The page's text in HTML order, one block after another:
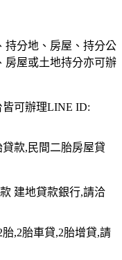
持分地、房屋、持分公
房屋或土地持分亦可辦
皆可辦理LINE ID:
款,民間二胎房屋貸
建地貸款銀行,請洽
,2胎車貸,2胎增貸,請